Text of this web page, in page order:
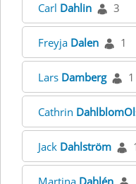
Carl Dahlin 3
Freyja Dalen 1
Lars Damberg 1
Cathrin
Jack Dahlström
Martina Dahlén